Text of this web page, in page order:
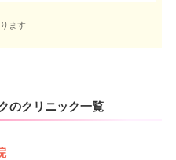
ます
のクリニック一覧